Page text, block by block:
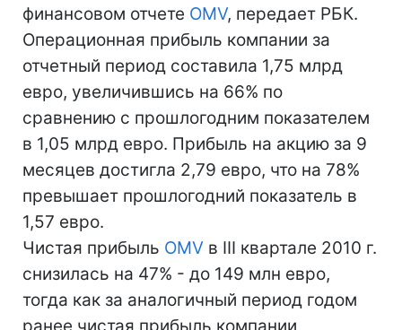
финансовом отчете OMV, передает РБК.
Операционная прибыль компании за
отчетный период составила 1,75 млрд
евро, увеличившись на 66% по
сравнению с прошлогодним показателем
в 1,05 млрд евро. Прибыль на акцию за 9
месяцев достигла 2,79 евро, что на 78%
превышает прошлогодний показатель в
1,57 евро.
Чистая прибыль OMV в III квартале 2010 г.
снизилась на 47% - до 149 млн евро,
тогда как за аналогичный период годом